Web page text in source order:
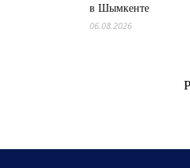
в Шымкенте
06.08.2026